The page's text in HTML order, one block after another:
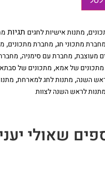
,מתנות אישיות לחגים תגיות
מתכוני חג,מחברת מתכונים,
מעוצבת,מחברת עם סימניה,מחברת
של אמא,מתכונים של סבתא
השנה,מתנות לחג למארחת,
לראש השנה לצוות
שאולי